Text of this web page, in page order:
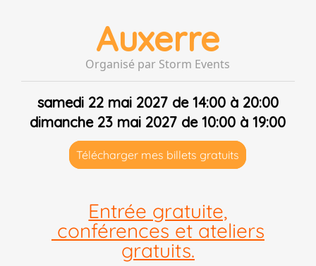
Auxerre
Organisé par Storm Events
samedi 22 mai 2027 de 14:00 à 20:00
dimanche 23 mai 2027 de 10:00 à 19:00
Télécharger mes billets gratuits
Entrée gratuite,
conférences et ateliers
gratuits.